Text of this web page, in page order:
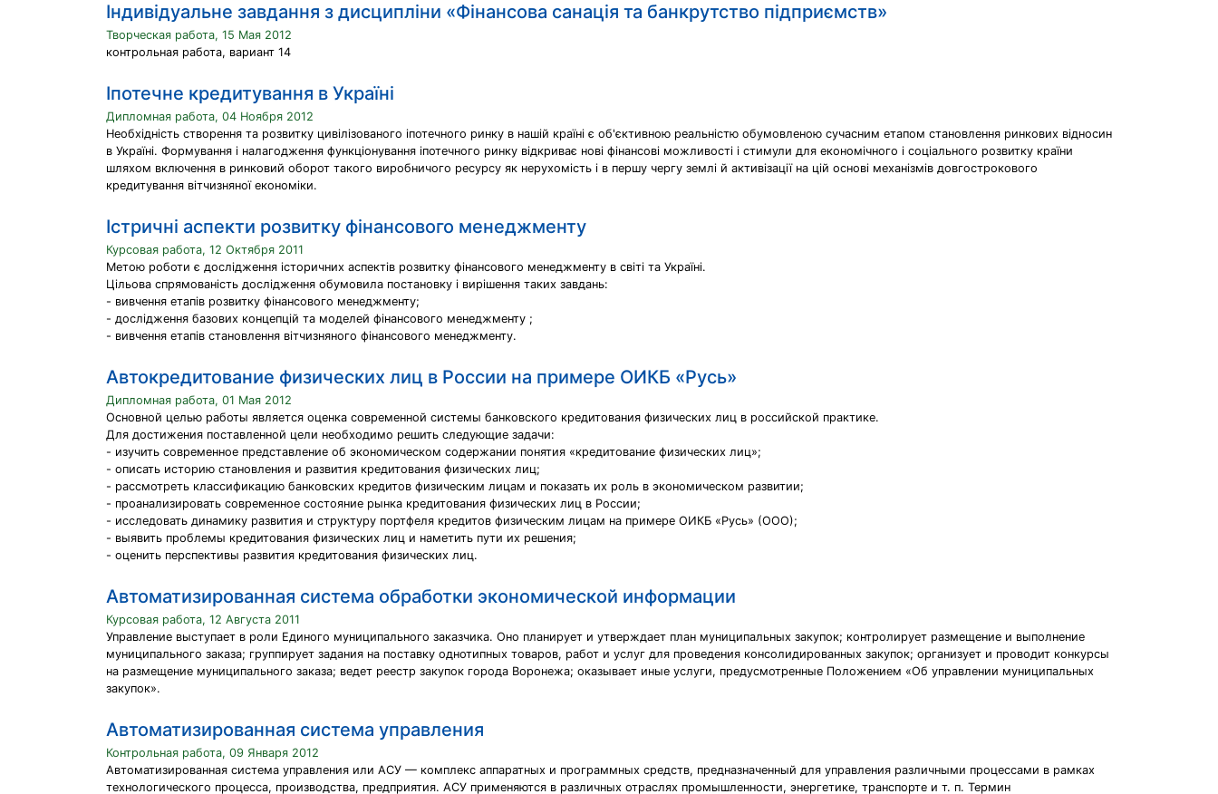
Індивідуальне завдання з дисципліни «Фінансова санація та банкрутство підприємств»
Творческая работа, 15 Мая 2012
контрольная работа, вариант 14
Іпотечне кредитування в Україні
Дипломная работа, 04 Ноября 2012
Необхідність створення та розвитку цивілізованого іпотечного ринку в нашій країні є об'єктивною реальністю обумовленою сучасним етапом становлення ринкових відносин
в Україні. Формування і налагодження функціонування іпотечного ринку відкриває нові фінансові можливості і стимули для економічного і соціального розвитку країни
шляхом включення в ринковий оборот такого виробничого ресурсу як нерухомість і в першу чергу землі й активізації на цій основі механізмів довгострокового
кредитування вітчизняної економіки.
Істричні аспекти розвитку фінансового менеджменту
Курсовая работа, 12 Октября 2011
Метою роботи є дослідження історичних аспектів розвитку фінансового менеджменту в світі та Україні.
Цільова спрямованість дослідження обумовила постановку і вирішення таких завдань:
- вивчення етапів розвитку фінансового менеджменту;
- дослідження базових концепцій та моделей фінансового менеджменту ;
- вивчення етапів становлення вітчизняного фінансового менеджменту.
Автокредитование физических лиц в России на примере ОИКБ «Русь»
Дипломная работа, 01 Мая 2012
Основной целью работы является оценка современной системы банковского кредитования физических лиц в российской практике.
Для достижения поставленной цели необходимо решить следующие задачи:
- изучить современное представление об экономическом содержании понятия «кредитование физических лиц»;
- описать историю становления и развития кредитования физических лиц;
- рассмотреть классификацию банковских кредитов физическим лицам и показать их роль в экономическом развитии;
- проанализировать современное состояние рынка кредитования физических лиц в России;
- исследовать динамику развития и структуру портфеля кредитов физическим лицам на примере ОИКБ «Русь» (ООО);
- выявить проблемы кредитования физических лиц и наметить пути их решения;
- оценить перспективы развития кредитования физических лиц.
Автоматизированная система обработки экономической информации
Курсовая работа, 12 Августа 2011
Управление выступает в роли Единого муниципального заказчика. Оно планирует и утверждает план муниципальных закупок; контролирует размещение и выполнение
муниципального заказа; группирует задания на поставку однотипных товаров, работ и услуг для проведения консолидированных закупок; организует и проводит конкурсы
на размещение муниципального заказа; ведет реестр закупок города Воронежа; оказывает иные услуги, предусмотренные Положением «Об управлении муниципальных
закупок».
Автоматизированная система управления
Контрольная работа, 09 Января 2012
Автоматизированная система управления или АСУ — комплекс аппаратных и программных средств, предназначенный для управления различными процессами в рамках
технологического процесса, производства, предприятия. АСУ применяются в различных отраслях промышленности, энергетике, транспорте и т. п. Термин